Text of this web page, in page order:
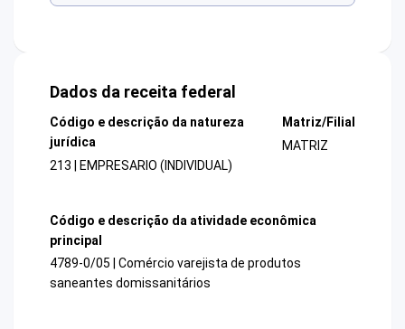
Dados da receita federal
Código e descrição da natureza
jurídica
213 | EMPRESARIO (INDIVIDUAL)
Matriz/Filial
MATRIZ
Código e descrição da atividade econômica
principal
4789-0/05 | Comércio varejista de produtos
saneantes domissanitários